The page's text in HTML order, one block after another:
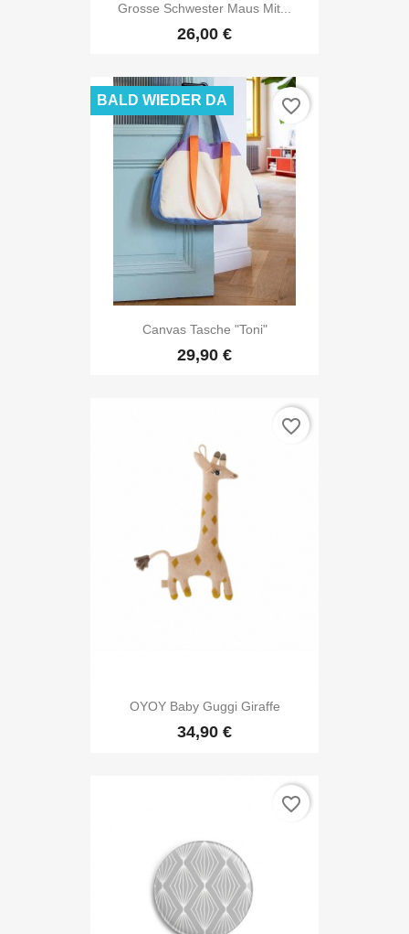
Grosse Schwester Maus Mit...
26,00 €
Canvas Tasche "Toni"
29,90 €
BALD WIEDER DA favorite_border
OYOY Baby Guggi Giraffe
34,90 €
favorite_border
favorite_border